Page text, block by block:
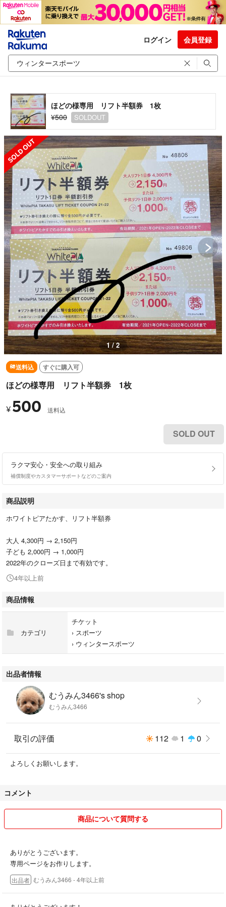
ログイン 会員登録
ほどの様専用 リフト半額券 1枚
¥500
SOLDOUT
SOLD OUT
1 / 2
送料込 すぐに購入可
ほどの様専用 リフト半額券 1枚
¥ 500 送料込
SOLD OUT
ラクマ安心・安全への取り組み
補償制度やカスタマーサポートなどのご案内
商品説明
ホワイトピアたかす、リフト半額券
大人 4,300円 → 2,150円
子ども 2,000円 → 1,000円
2022年のクローズ日まで有効です。
4年以上前
商品情報
カテゴリ
チケット
› スポーツ
› ウィンタースポーツ
出品者情報
むうみん3466's shop
むうみん3466
取引の評価 112 1 0
よろしくお願いします。
コメント
商品について質問する
ありがとうございます。
専用ページをお作りします。
出品者 むうみん3466 - 4年以上前